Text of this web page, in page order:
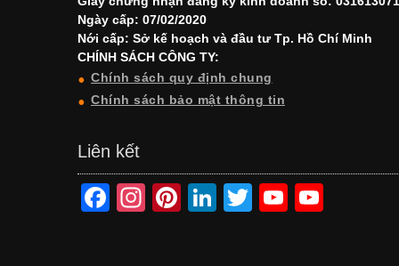
Ngày cấp: 07/02/2020
Nới cấp: Sở kế hoạch và đầu tư Tp. Hồ Chí Minh
CHÍNH SÁCH CÔNG TY:
Chính sách quy định chung
Chính sách bảo mật thông tin
Liên kết
F
In
Pi
Li
T
Y